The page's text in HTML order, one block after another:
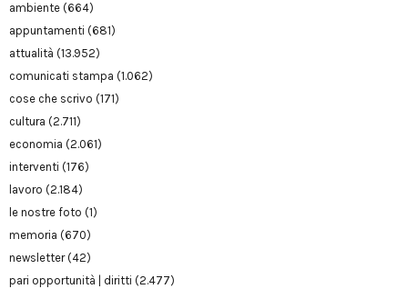
ambiente (664)
appuntamenti (681)
attualità (13.952)
comunicati stampa (1.062)
cose che scrivo (171)
cultura (2.711)
economia (2.061)
interventi (176)
lavoro (2.184)
le nostre foto (1)
memoria (670)
newsletter(42)
pari opportunità | diritti (2.477)